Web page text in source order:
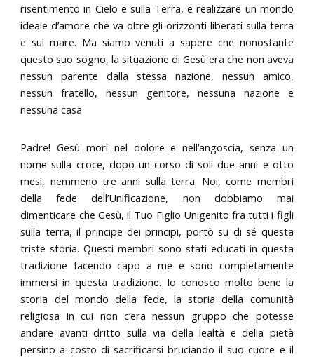
risentimento in Cielo e sulla Terra, e realizzare un mondo
ideale d’amore che va oltre gli orizzonti liberati sulla terra
e sul mare. Ma siamo venuti a sapere che nonostante
questo suo sogno, la situazione di Gesù era che non aveva
nessun parente dalla stessa nazione, nessun amico,
nessun fratello, nessun genitore, nessuna nazione e
nessuna casa.
Padre! Gesù morì nel dolore e nell’angoscia, senza un
nome sulla croce, dopo un corso di soli due anni e otto
mesi, nemmeno tre anni sulla terra. Noi, come membri
della fede dell’Unificazione, non dobbiamo mai
dimenticare che Gesù, il Tuo Figlio Unigenito fra tutti i figli
sulla terra, il principe dei principi, portò su di sé questa
triste storia. Questi membri sono stati educati in questa
tradizione facendo capo a me e sono completamente
immersi in questa tradizione. Io conosco molto bene la
storia del mondo della fede, la storia della comunità
religiosa in cui non c’era nessun gruppo che potesse
andare avanti dritto sulla via della lealtà e della pietà
persino a costo di sacrificarsi bruciando il suo cuore e il